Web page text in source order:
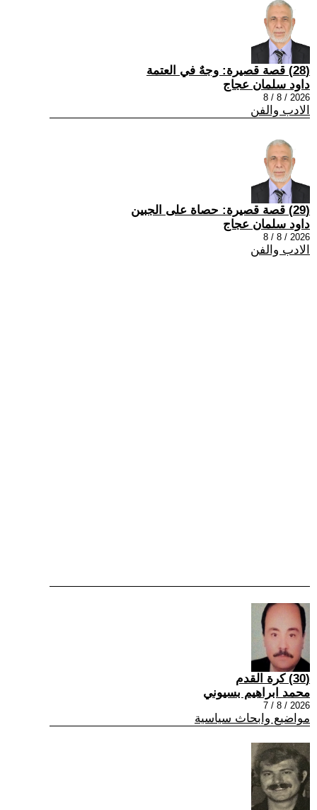
(28) قصة قصيرة: وجهٌ في العتمة
داود سلمان عجاج
2026 / 8 / 8
الادب والفن
(29) قصة قصيرة: حصاة على الجبين
داود سلمان عجاج
2026 / 8 / 8
الادب والفن
(30) كرة القدم
محمد ابراهيم بسيوني
2026 / 8 / 7
مواضيع وابحاث سياسية